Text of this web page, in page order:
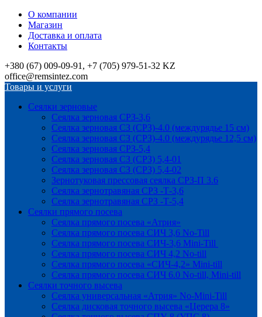
О компании
Магазин
Доставка и оплата
Контакты
+380 (67) 009-09-91, +7 (705) 979-51-32 KZ
office@remsintez.com
Товары и услуги
Сеялки зерновые
Сеялка зерновая СРЗ-3,6
Сеялка зерновая СЗ (СРЗ)-4.0 (междурядье 15 см)
Сеялка зерновая СЗ (СРЗ)-4.0 (междурядье 12,5 см)
Сеялка зерновая СРЗ-5,4
Сеялка зерновая СЗ (СРЗ) 5,4-01
Сеялка зерновая СЗ (СРЗ) 5,4-02
Зернотуковая прессовая сеялка СРЗ-П 3.6
Сеялка зернотравяная СРЗ -Т-3,6
Сеялка зернотравяная СРЗ -Т-5,4
Сеялки прямого посева
Сеялка прямого посева «Атрия»
Сеялка прямого посева СИЧ 3,6 No-Till
Сеялка прямого посева СИЧ-3,6 Mini-Till
Сеялка прямого посева СИЧ 4,2 No-till
Сеялка прямого посева «СИЧ-4,2» Mini-till
Сеялка прямого посева СИЧ 6.0 No-till, Mini-till
Сеялки точного высева
Сеялка универсальная «Атрия» No-Mini-Till
Сеялка дисковая точного высева «Церера 8»